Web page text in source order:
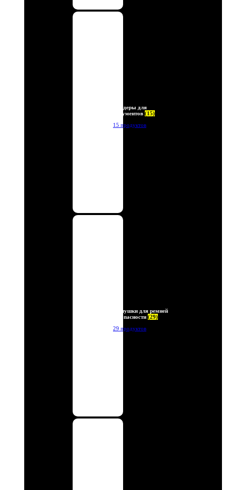
Холдеры для
документов (15)
15 продуктов
Заглушки для ремней
безопасности (29)
29 продуктов